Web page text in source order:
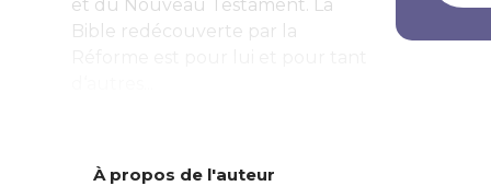
et du Nouveau Testament. La
Bible redécouverte par la
À propos de l'auteur